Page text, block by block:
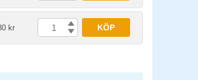
kr KÖP